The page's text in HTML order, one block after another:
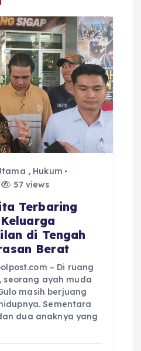
, Hukum
57 views
Terbaring
di Tengah
Berat
– Di ruang
seorang ayah muda
masih berjuang
Sementara
dua anaknya yang